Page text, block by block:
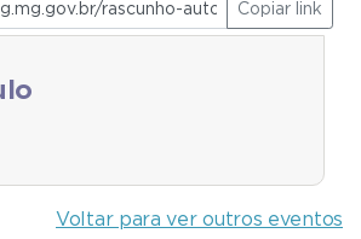
Copiar link
Voltar para ver outros eventos